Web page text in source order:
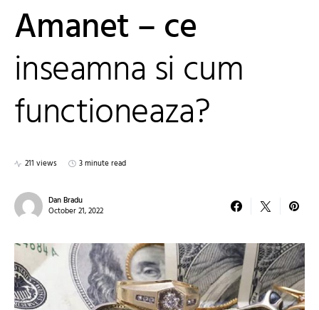
Amanet – ce
inseamna si cum
functioneaza?
211 views 3 minute read
Dan Bradu
October 21, 2022